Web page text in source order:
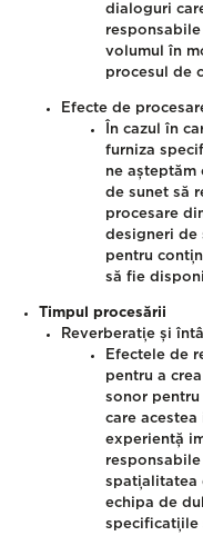
dialoguri
volumul în
procesul de
Efecte de
În cazul în
furniza
ne așteptăm
de sunet să
procesare
designeri de
pentru
să fie
Timpul procesării
Reverberație și
Efectele de
pentru a
sonor
care
experiență
spațialitatea
echipa de
specificațiile